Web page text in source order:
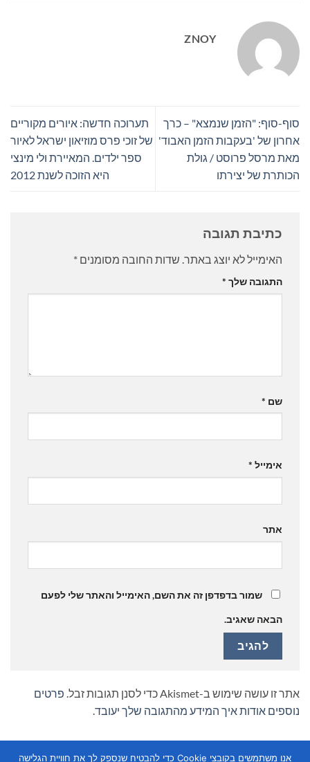
ZNOY
סוף-סוף: "הזמן שנמצא" – כרך
אחרון של 'בעקבות הזמן האבוד'
מאת מרסל פרוסט / גולת
הכותרת של יצירתו
תערוכה חדשה: איורים מקוריים
של זוכי פרס מוזיאון ישראל לאיור
ספר ילדים. המאיירת ולי מינצי
היא הזוכה לשנת 2012
כתיבת תגובה
האימייל לא יוצג באתר. שדות החובה מסומנים *
התגובה שלך *
שם *
אימייל *
אתר
שמור בדפדפן זה את השם, האימייל והאתר שלי לפעם
הבאה שאגיב.
אתר זו עושה שימוש ב-Akismet כדי לסנן תגובות זבל.
פרטים
נוספים אודות איך המידע מהתגובה שלך יעובד.
אנו משתמשים בקובצי Cookie כדי להבטיח שנספק לך את חוויית הגלישה